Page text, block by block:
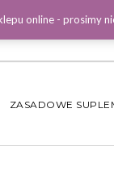
ZASADOWE
online - prosimy